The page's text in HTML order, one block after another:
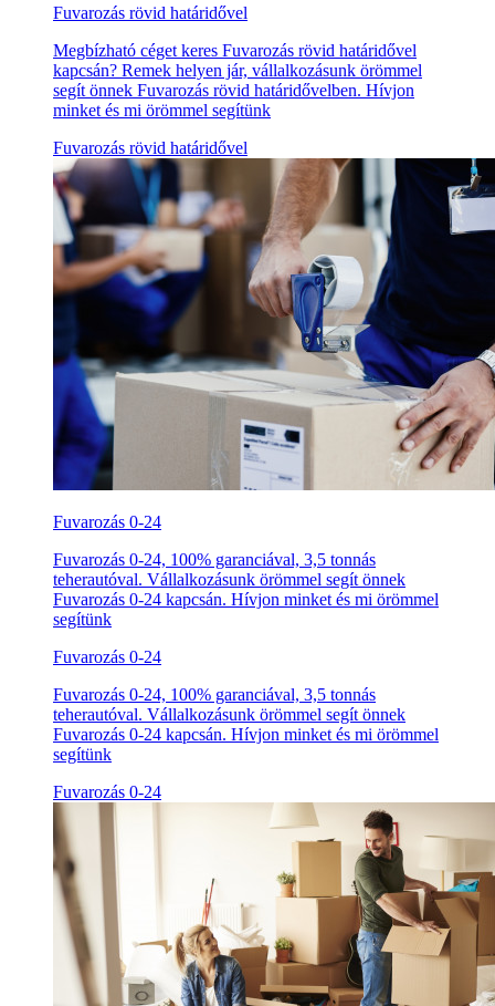
Fuvarozás rövid határidővel
Megbízható céget keres Fuvarozás rövid határidővel
kapcsán? Remek helyen jár, vállalkozásunk örömmel
segít önnek Fuvarozás rövid határidővelben. Hívjon
minket és mi örömmel segítünk
Fuvarozás rövid határidővel
Fuvarozás 0-24
Fuvarozás 0-24, 100% garanciával, 3,5 tonnás
teherautóval. Vállalkozásunk örömmel segít önnek
Fuvarozás 0-24 kapcsán. Hívjon minket és mi örömmel
segítünk
Fuvarozás 0-24
Fuvarozás 0-24, 100% garanciával, 3,5 tonnás
teherautóval. Vállalkozásunk örömmel segít önnek
Fuvarozás 0-24 kapcsán. Hívjon minket és mi örömmel
segítünk
Fuvarozás 0-24